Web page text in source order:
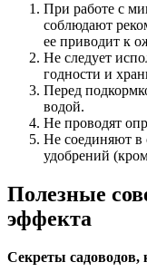
При работе с
соблюдают
ее приводит к
Не следует
годности и
Перед
водой.
Не проводят
Не соединяют в
удобрений
Полезные
эффекта
Секреты садоводов,